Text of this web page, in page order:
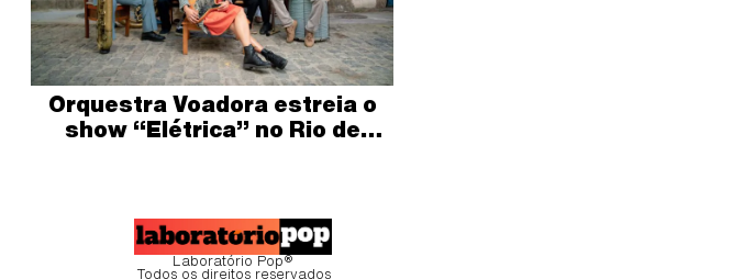
Orquestra Voadora estreia o
show “Elétrica” no Rio de
Laboratório Pop®
Todos os direitos reservados